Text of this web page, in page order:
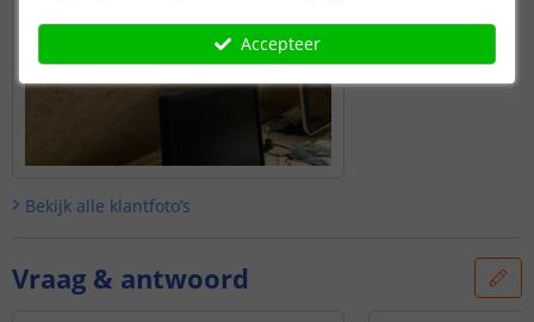
Bekijk alle klantfoto’s
Vraag & antwoord
Accepteer